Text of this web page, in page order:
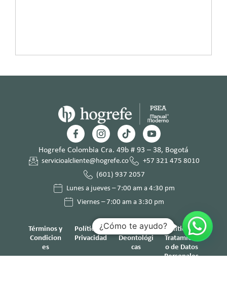
Hogrefe Colombia Cra. 49b # 93 – 38, Bogotá
servicioalcliente@hogrefe.co
+57 321 475 8010
(601) 937 2057
Lunes a jueves – 7:00 am a 4:30 pm
Viernes – 7:00 am a 3:30 pm
Términos y
Condicion
es
Política de
Privacidad
Normas
Deontológi
cas
Política de
Tratamient
o de Datos
Personales
¿Cómo te ayudo?